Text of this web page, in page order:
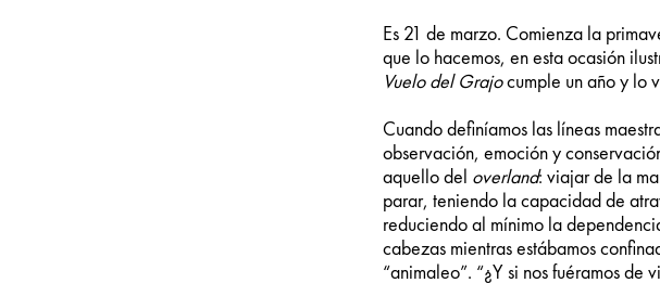
Es 21 de marzo. Comienza la
que lo hacemos, en esta ocasión
Vuelo del Grajocumple un año y lo
Cuando definíamos las líneas
observación, emoción y
aquello del overland: viajar de la
parar, teniendo la capacidad de
reduciendo al mínimo la
cabezas mientras estábamos
“animaleo”. “¿Y si nos fuéramos